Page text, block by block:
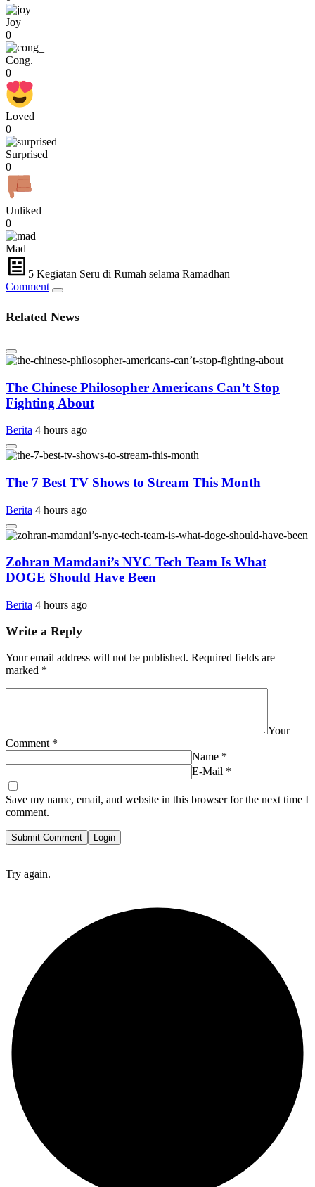
Joy
0
Cong.
0
Loved
0
Surprised
0
Unliked
0
Mad
5 Kegiatan Seru di Rumah selama Ramadhan
Comment
Related News
The Chinese Philosopher Americans Can’t Stop
Fighting About
Berita 4 hours ago
The 7 Best TV Shows to Stream This Month
Berita 4 hours ago
Zohran Mamdani’s NYC Tech Team Is What
DOGE Should Have Been
Berita 4 hours ago
Write a Reply
Your email address will not be published. Required fields are
marked *
Your
Comment *
Name *
E-Mail *
Save my name, email, and website in this browser for the next time I
comment.
Submit Comment Login
Try again.